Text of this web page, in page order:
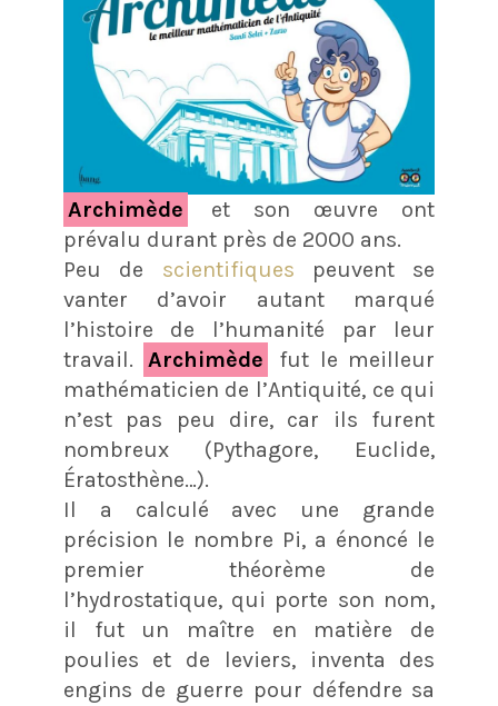
Archimède
et son œuvre ont
prévalu durant près de 2000 ans.
Peu de scientifiques peuvent se
vanter d’avoir autant marqué
l’histoire de l’humanité par leur
travail.
Archimède
fut le meilleur
mathématicien de l’Antiquité, ce qui
n’est pas peu dire, car ils furent
nombreux (Pythagore, Euclide,
Ératosthène…).
Il a calculé avec une grande
précision le nombre Pi, a énoncé le
premier théorème de
l’hydrostatique, qui porte son nom,
il fut un maître en matière de
poulies et de leviers, inventa des
engins de guerre pour défendre sa